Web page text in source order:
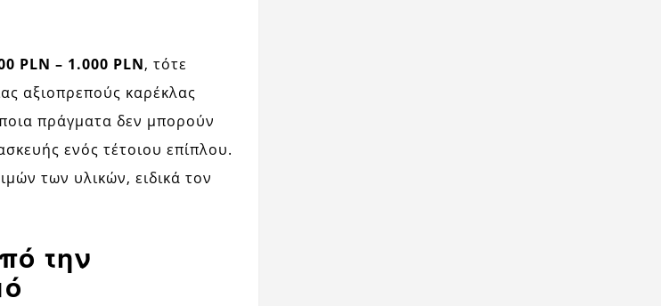
PLN – 1.000 PLN, τότε
αξιοπρεπούς καρέκλας
πράγματα δεν μπορούν
ενός τέτοιου επίπλου.
των υλικών, ειδικά τον
την